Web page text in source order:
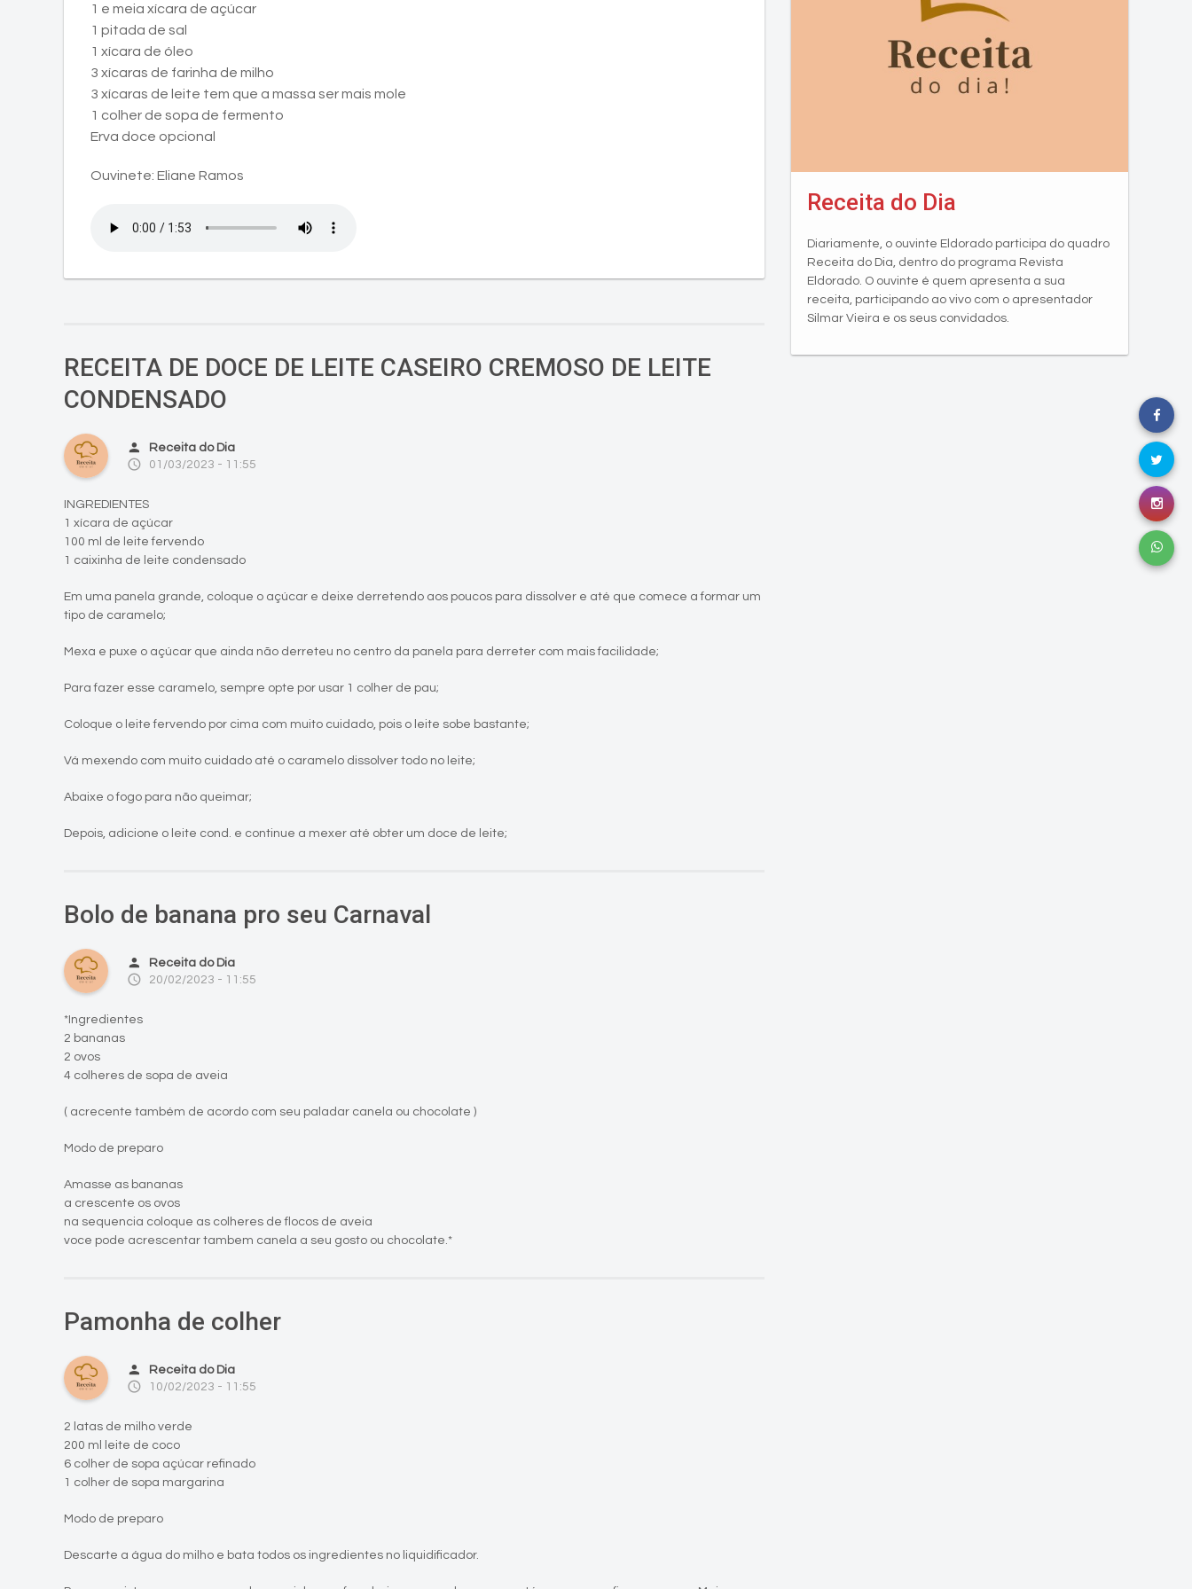
1 e meia xícara de açúcar
1 pitada de sal
1 xícara de óleo
3 xícaras de farinha de milho
3 xícaras de leite tem que a massa ser mais mole
1 colher de sopa de fermento
Erva doce opcional
Ouvinete: Eliane Ramos
RECEITA DE DOCE DE LEITE CASEIRO CREMOSO DE LEITE
CONDENSADO
person Receita do Dia
access_time 01/03/2023 - 11:55
INGREDIENTES
1 xícara de açúcar
100 ml de leite fervendo
1 caixinha de leite condensado
Em uma panela grande, coloque o açúcar e deixe derretendo aos poucos para dissolver e até que comece a formar um
tipo de caramelo;
Mexa e puxe o açúcar que ainda não derreteu no centro da panela para derreter com mais facilidade;
Para fazer esse caramelo, sempre opte por usar 1 colher de pau;
Coloque o leite fervendo por cima com muito cuidado, pois o leite sobe bastante;
Vá mexendo com muito cuidado até o caramelo dissolver todo no leite;
Abaixe o fogo para não queimar;
Depois, adicione o leite cond. e continue a mexer até obter um doce de leite;
Bolo de banana pro seu Carnaval
person Receita do Dia
access_time 20/02/2023 - 11:55
*Ingredientes
2 bananas
2 ovos
4 colheres de sopa de aveia
( acrecente também de acordo com seu paladar canela ou chocolate )
Modo de preparo
Amasse as bananas
a crescente os ovos
na sequencia coloque as colheres de flocos de aveia
voce pode acrescentar tambem canela a seu gosto ou chocolate.*
Pamonha de colher
person Receita do Dia
access_time 10/02/2023 - 11:55
2 latas de milho verde
200 ml leite de coco
6 colher de sopa açúcar refinado
1 colher de sopa margarina
Modo de preparo
Descarte a água do milho e bata todos os ingredientes no liquidificador.
Receita do Dia
Diariamente, o ouvinte Eldorado participa do quadro
Receita do Dia, dentro do programa Revista
Eldorado. O ouvinte é quem apresenta a sua
receita, participando ao vivo com o apresentador
Silmar Vieira e os seus convidados.